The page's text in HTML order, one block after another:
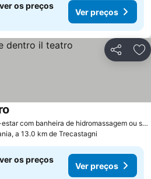
os preços
Ver preços
Partilhar
Suíte de bem-estar com banheira de hidromassagem ou sauna
a 13.0 km de Trecastagni
os preços
Ver preços